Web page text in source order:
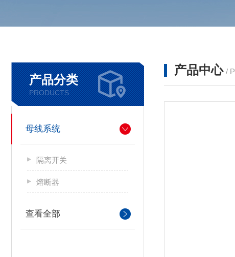
产品分类
PRODUCTS
母线系统
隔离开关
熔断器
查看全部
产品中心 /